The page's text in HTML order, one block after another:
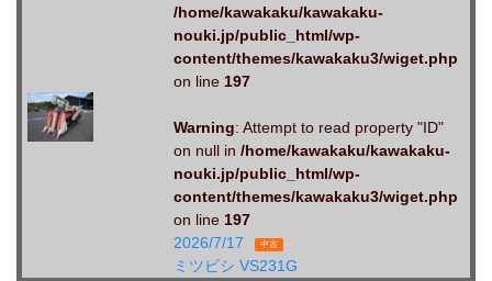
/home/kawakaku/kawakaku-
nouki.jp/public_html/wp-
content/themes/kawakaku3/wiget.php
on line 197
Warning: Attempt to read property "ID"
on null in /home/kawakaku/kawakaku-
nouki.jp/public_html/wp-
content/themes/kawakaku3/wiget.php
on line 197
2026/7/17
中古
ミツビシ VS231G